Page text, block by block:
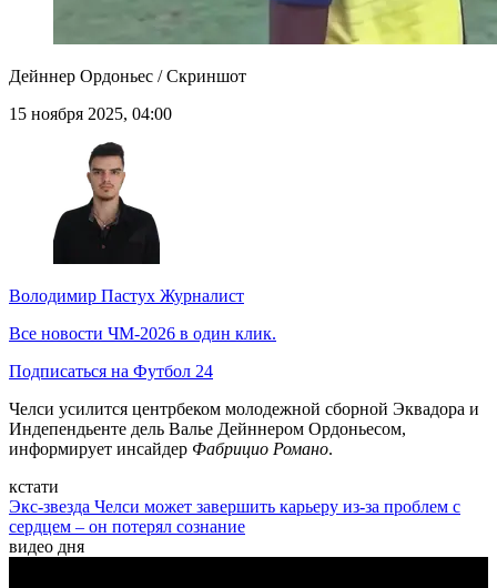
Дейннер Ордоньес / Скриншот
15 ноября 2025, 04:00
Володимир Пастух Журналист
Все новости ЧМ-2026 в один клик.
Подписаться на Футбол 24
Челси усилится центрбеком молодежной сборной Эквадора и
Индепендьенте дель Валье Дейннером Ордоньесом,
информирует инсайдер Фабрицио Романо.
кстати
Экс-звезда Челси может завершить карьеру из-за проблем с
сердцем – он потерял сознание
видео дня